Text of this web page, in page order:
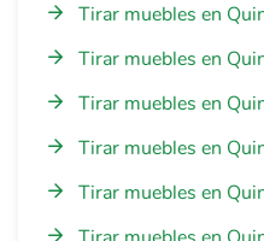
Tirar muebles en
Tirar muebles en
Tirar muebles en
Tirar muebles en
Tirar muebles en